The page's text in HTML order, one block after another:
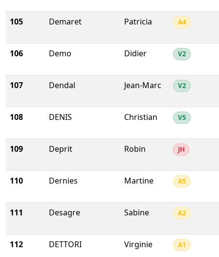
105 Demaret Patricia A4
106 Demo Didier V2
107 Dendal Jean-Marc V2
108 DENIS Christian V5
109 Deprit Robin JH
110 Dernies Martine A5
111 Desagre Sabine A2
112 DETTORI Virginie A1